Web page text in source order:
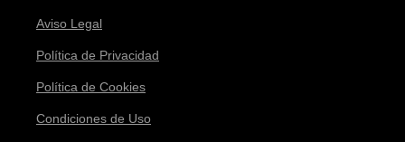
Aviso Legal
Política de Privacidad
Política de Cookies
Condiciones de Uso